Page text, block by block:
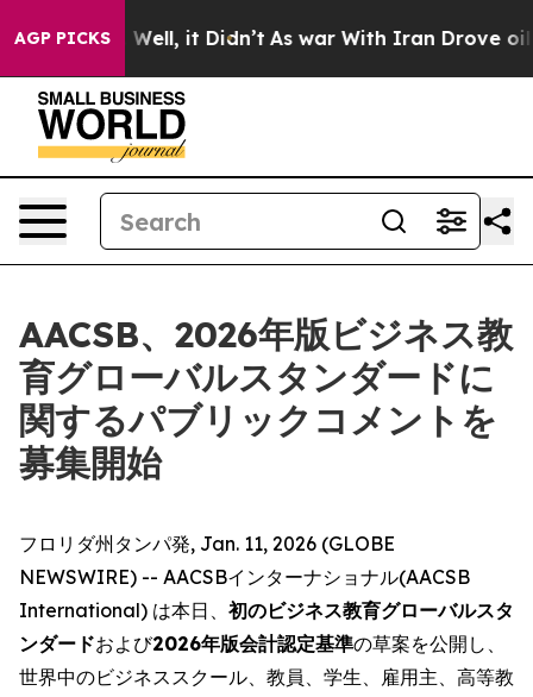
AGP PICKS
40%. Well, it Didn’t As war With Iran Drove oil
AACSB、2026年版ビジネス教
育グローバルスタンダードに
関するパブリックコメントを
募集開始
フロリダ州タンパ発, Jan. 11, 2026 (GLOBE
NEWSWIRE) -- AACSBインターナショナル(AACSB
International) は本日、 初のビジネス教育グローバルスタ
ンダードおよび2026年版会計認定基準の草案を公開し、
世界中のビジネススクール、教員、学生、雇用主、高等教